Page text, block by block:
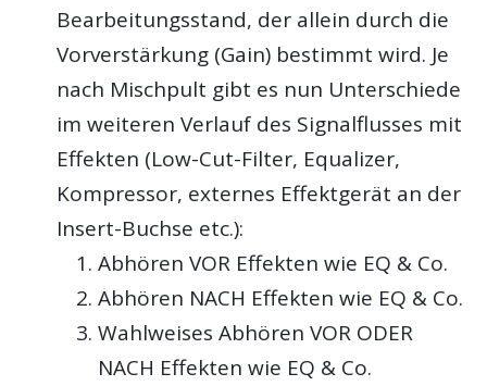
Bearbeitungsstand, der allein durch die
Vorverstärkung (Gain) bestimmt wird. Je
nach Mischpult gibt es nun Unterschiede
im weiteren Verlauf des Signalflusses mit
Effekten (Low-Cut-Filter, Equalizer,
Kompressor, externes Effektgerät an der
Insert-Buchse etc.):
Abhören VOR Effekten wie EQ & Co.
Abhören NACH Effekten wie EQ & Co.
Wahlweises Abhören VOR ODER
NACH Effekten wie EQ & Co.